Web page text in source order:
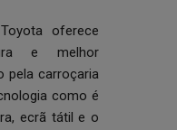
oferece
e melhor
pela carroçaria
como é
ecrã tátil e o